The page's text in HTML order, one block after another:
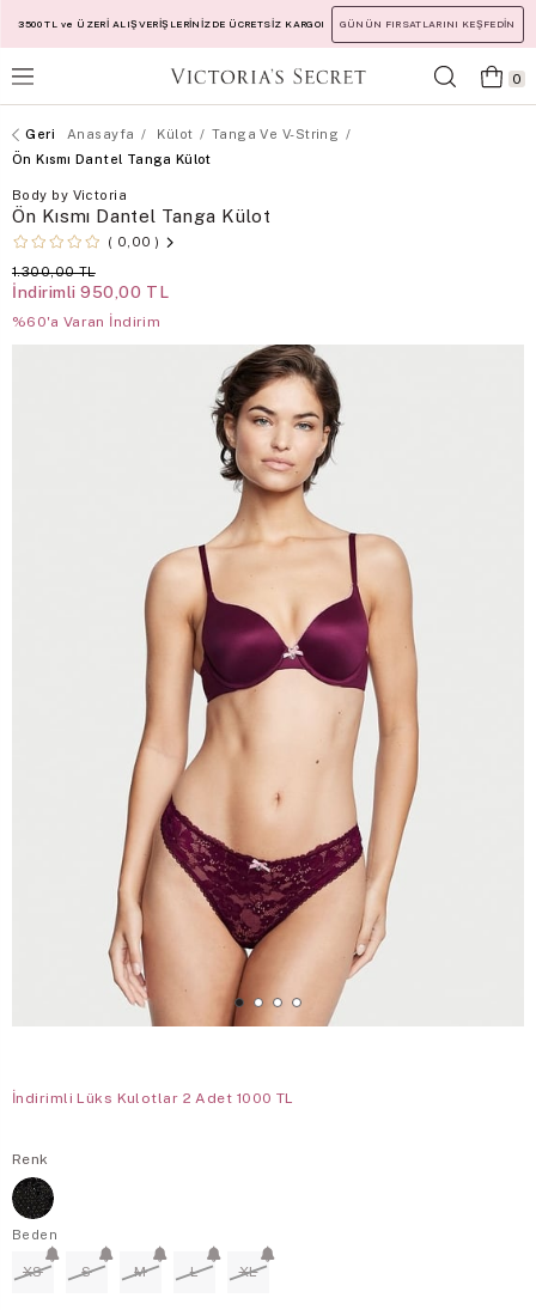
3500 TL ve ÜZERİ ALIŞVERİŞLERİNİZDE ÜCRETSİZ KARGO! GÜNÜN FIRSATLARINI KEŞFEDİN
0
Anasayfa Külot
Tanga Ve V-String
Ön Kısmı Dantel Tanga Külot
Body by Victoria
Ön Kısmı Dantel Tanga Külot
0,00
1.300,00 TL
İndirimli 950,00 TL
%60'a Varan İndirim
İndirimli Lüks Kulotlar 2 Adet 1000 TL
Renk
Beden
XS S M L XL